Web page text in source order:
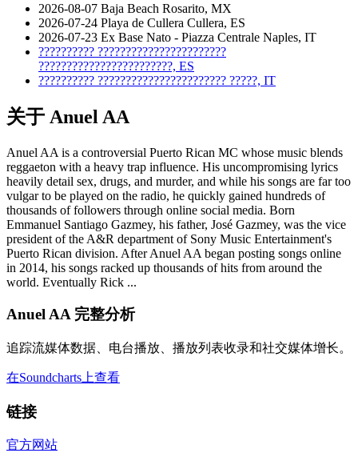
2026-08-07 Baja Beach Rosarito, MX
2026-07-24 Playa de Cullera Cullera, ES
2026-07-23 Ex Base Nato - Piazza Centrale Naples, IT
?????????? ???????????????????????
????????????????????????, ES
?????????? ??????????????????????? ?????, IT
关于 Anuel AA
Anuel AA is a controversial Puerto Rican MC whose music blends
reggaeton with a heavy trap influence. His uncompromising lyrics
heavily detail sex, drugs, and murder, and while his songs are far too
vulgar to be played on the radio, he quickly gained hundreds of
thousands of followers through online social media. Born
Emmanuel Santiago Gazmey, his father, José Gazmey, was the vice
president of the A&R department of Sony Music Entertainment's
Puerto Rican division. After Anuel AA began posting songs online
in 2014, his songs racked up thousands of hits from around the
world. Eventually Rick ...
Anuel AA 完整分析
追踪流媒体数据、电台播放、播放列表收录和社交媒体增长。
在Soundcharts上查看
链接
官方网站